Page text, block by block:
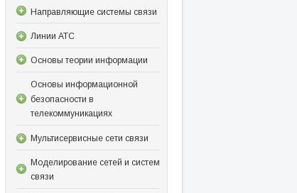
Направляющие системы связи
Линии АТС
Основы теории информации
Основы информационной
безопасности в
телекоммуникациях
Мультисервисные сети связи
Моделирование сетей и систем
связи